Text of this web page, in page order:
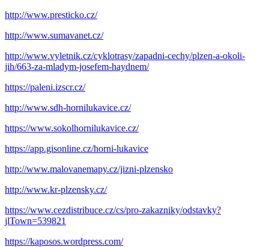
http://www.presticko.cz/
http://www.sumavanet.cz/
http://www.vyletnik.cz/cyklotrasy/zapadni-cechy/plzen-a-okoli-
jih/663-za-mladym-josefem-haydnem/
https://paleni.izscr.cz/
http://www.sdh-hornilukavice.cz/
https://www.sokolhornilukavice.cz/
https://app.gisonline.cz/horni-lukavice
http://www.malovanemapy.cz/jizni-plzensko
http://www.kr-plzensky.cz/
https://www.cezdistribuce.cz/cs/pro-zakazniky/odstavky?
jlTown=539821
https://kaposos.wordpress.com/